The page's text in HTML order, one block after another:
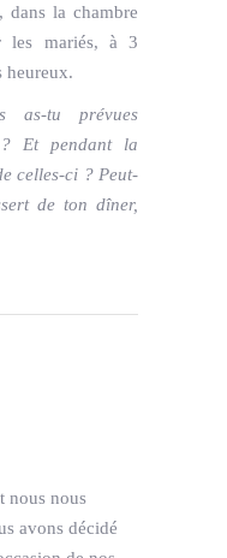
dans la chambre
les mariés, à 3
heureux.
as-tu prévues
Et pendant la
celles-ci ? Peut-
de ton dîner,
nous nous
avons décidé